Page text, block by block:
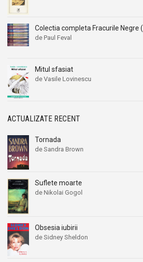
Colectia completa Fracurile Negre
de Paul Feval
Mitul sfasiat
de Vasile Lovinescu
ACTUALIZATE RECENT
Tornada
de Sandra Brown
Suflete moarte
de Nikolai Gogol
Obsesia iubirii
de Sidney Sheldon